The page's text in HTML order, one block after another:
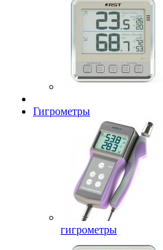
Гигрометры
гигрометры